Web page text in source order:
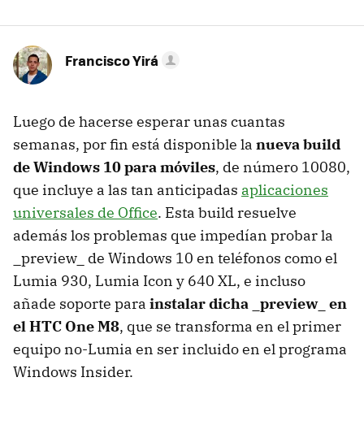
Francisco Yirá
Luego de hacerse esperar unas cuantas
semanas, por fin está disponible la nueva build
de Windows 10 para móviles, de número 10080,
que incluye a las tan anticipadas aplicaciones
universales de Office. Esta build resuelve
además los problemas que impedían probar la
_preview_ de Windows 10 en teléfonos como el
Lumia 930, Lumia Icon y 640 XL, e incluso
añade soporte para instalar dicha _preview_ en
el HTC One M8, que se transforma en el primer
equipo no-Lumia en ser incluido en el programa
Windows Insider.